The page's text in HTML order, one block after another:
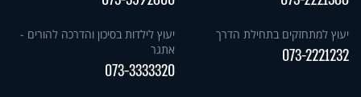
יעוץ למתחזקים בתחילת הדרך
073-2221232
יעוץ לילדות בסיכון והדרכה להורים -
אתגר
073-3333320